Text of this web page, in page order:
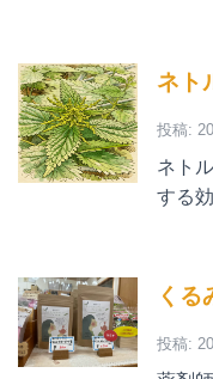
ネト
投稿:
ネト
する
く
投稿: